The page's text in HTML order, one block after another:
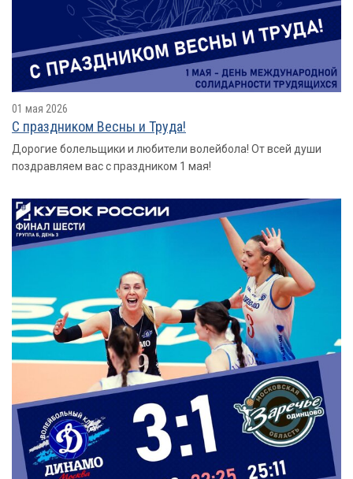
01 мая 2026
С праздником Весны и Труда!
Дорогие болельщики и любители волейбола! От всей души
поздравляем вас с праздником 1 мая!